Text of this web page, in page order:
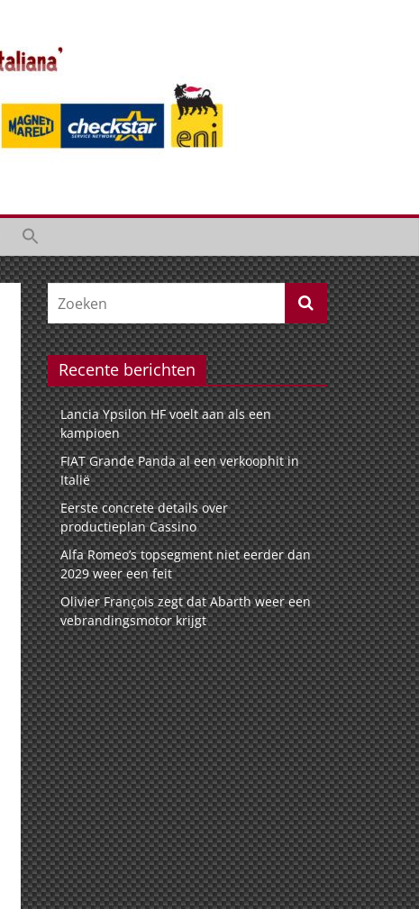
Recente berichten
Lancia Ypsilon HF voelt aan als een
kampioen
FIAT Grande Panda al een verkoophit in
Italië
Eerste concrete details over
productieplan Cassino
Alfa Romeo’s topsegment niet eerder dan
2029 weer een feit
Olivier François zegt dat Abarth weer een
vebrandingsmotor krijgt